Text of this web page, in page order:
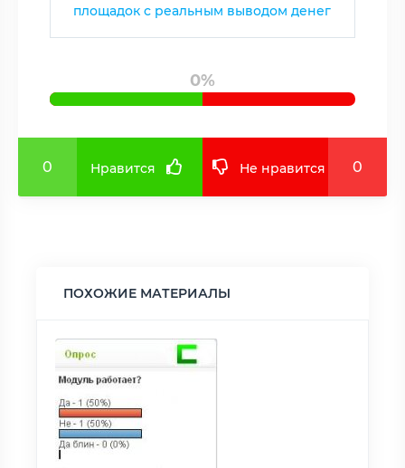
площадок с реальным выводом денег
0%
0 Нравится Не нравится 0
ПОХОЖИЕ МАТЕРИАЛЫ